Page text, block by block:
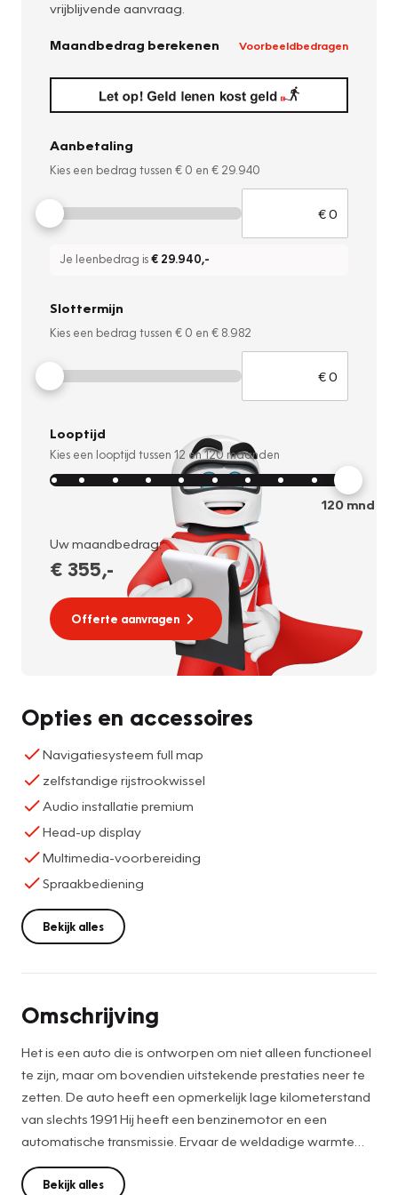
vrijblijvende aanvraag.
Maandbedrag berekenen Voorbeeldbedragen
Aanbetaling
Kies een bedrag tussen € 0 en € 29.940
Je leenbedrag is€ 29.940,-
Slottermijn
Kies een bedrag tussen € 0 en € 8.982
Looptijd
Kies een looptijd tussen 12 en120 maanden
120mnd
Uw maandbedrag:
€ 355,-
Offerte aanvragen
Opties en accessoires
Navigatiesysteem full map
zelfstandige rijstrookwissel
Audio installatie premium
Head-up display
Multimedia-voorbereiding
Spraakbediening
Bekijk alles
Omschrijving
Het is een auto die is ontworpen om niet alleen functioneel
te zijn, maar om bovendien uitstekende prestaties neer te
zetten. De auto heeft een opmerkelijk lage kilometerstand
van slechts 1991 Hij heeft een benzinemotor en een
automatische transmissie. Ervaar de weldadige warmte
van de inschakelbare stoelverwarming. Met een druk op de
knop gaat de elektrische achterklep open. Dankzij de
Bekijk alles